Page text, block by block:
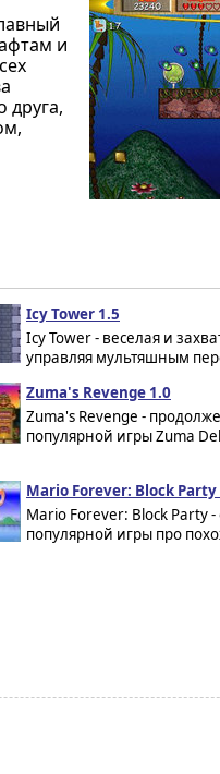
и
друга,
Icy Tower 1.5
Icy Tower - веселая и
управляя мультяшным
Zuma's Revenge 1.0
Zuma's Revenge -
популярной игры Zuma
Mario Forever: Block Party
Mario Forever: Block Party
популярной игры про